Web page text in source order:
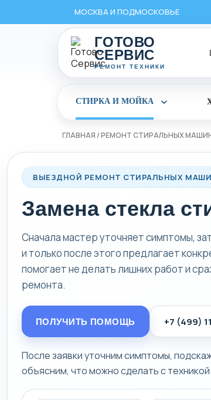
МОСКВА И ПОДМОСКОВЬЕ
ГОТОВО
СЕРВИС
РЕМОНТ ТЕХНИКИ
СТИРКА И МОЙКА Раскрыть
и
ГЛАВНАЯ /РЕМОНТ СТИРАЛЬНЫХ
ВЫЕЗДНОЙ РЕМОНТ СТИРАЛЬНЫХ
Замена стекла
Сначала мастер уточняет симптомы,
и только после этого предлагает
помогает не делать лишних работ и
ремонта.
ПОЛУЧИТЬ ПОМОЩЬ +7 (499)
После заявки уточним симптомы,
объясним, что можно сделать с